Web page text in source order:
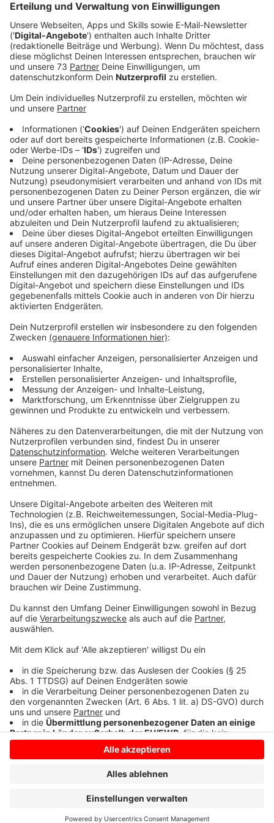
Landtagsvizepräsident Christof Rasche ist zu Gast.
Veröffentlicht:Donnerstag, 22.01.2026 07:45
Anzeige
Anzeige
Im Rahmen des Programms „Landtag macht Schule“
besucht heute Vormittag eine Delegation des
nordrhein-westfälischen Landtags die Sekundarschule
an der Berkel in Vreden. Angeführt wird sie von
Landtags-Vizepräsident Christof Rasche. Begleitet
wird er unter anderem von Abgeordneten aus
verschiedenen Fraktionen sowie kommunalen
Politikvertretern.
Das Programm richtet sich vor allem an Schulen, die
nicht nach Düsseldorf in den Landtag fahren können
oder wollen. Stattdessen kommt das
Schülern. Ziel ist es, Politik, Demokratie und die Arbeit
des Landtags anschaulich und greifbar zu vermitteln.
In der Aula der Schule haben Schülerinnen und Schüler
Gelegenheit, ihre vorbereiteten Fragen zu stellen und
mit den Gästen aus der Landespolitik zu diskutieren.
Themen sind unter anderem politische
Mitbestimmung, demokratische Prozesse und der
Schulleiterin Linda Hilbring zeigt sich stolz, dass ihre
Schule für das Programm ausgewählt wurde. Die
Schulleitung hofft, dass der direkte Austausch mit
den Politikerinnen und Politikern das Interesse der
Jugendlichen an Politik und Demokratie nachhaltig
stärkt.
Anzeige
Anzeige